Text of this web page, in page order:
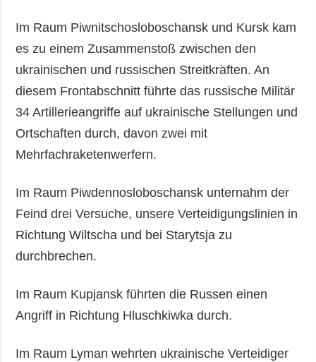
Im Raum Piwnitschosloboschansk und Kursk kam
es zu einem Zusammenstoß zwischen den
ukrainischen und russischen Streitkräften. An
diesem Frontabschnitt führte das russische Militär
34 Artillerieangriffe auf ukrainische Stellungen und
Ortschaften durch, davon zwei mit
Mehrfachraketenwerfern.
Im Raum Piwdennosloboschansk unternahm der
Feind drei Versuche, unsere Verteidigungslinien in
Richtung Wiltscha und bei Starytsja zu
durchbrechen.
Im Raum Kupjansk führten die Russen einen
Angriff in Richtung Hluschkiwka durch.
Im Raum Lyman wehrten ukrainische Verteidiger